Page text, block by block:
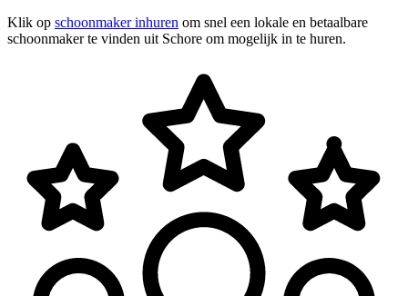
Klik op schoonmaker inhuren om snel een lokale en betaalbare
schoonmaker te vinden uit Schore om mogelijk in te huren.